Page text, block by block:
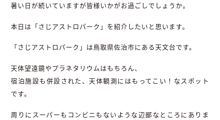
暑い日が続いていますが皆様いかがお過ごしでしょうか。
本日は「さじアストロパーク」を紹介したいと思います。
「さじアストロパーク」は鳥取県佐治市にある天文台です。
天体望遠鏡やプラネタリウムはもちろん、
宿泊施設も併設された、天体観測にはもってこい！なスポット
です。
周りにスーパーもコンビニもないような辺鄙なところにありま